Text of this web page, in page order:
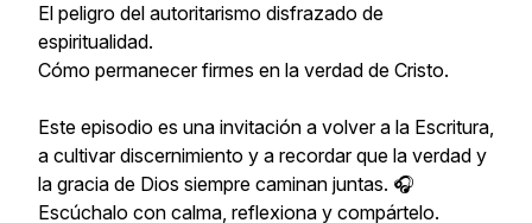
El peligro del autoritarismo disfrazado de
espiritualidad.
Cómo permanecer firmes en la verdad de Cristo.
Este episodio es una invitación a volver a la Escritura,
a cultivar discernimiento y a recordar que la verdad y
la gracia de Dios siempre caminan juntas. 🎧
Escúchalo con calma, reflexiona y compártelo.